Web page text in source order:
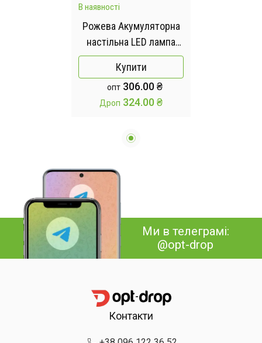
В наявності
Рожева Акумуляторна
настільна LED лампа
Bionic Desk Lamp c USB
виходом, органайзером
та підставкою для
смартфона
Купити
опт 306.00 ₴
Дроп 324.00 ₴
Ми в телеграмі:
@opt-drop
Контакти